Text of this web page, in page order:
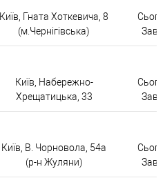
Київ, Гната Хоткевича, 8
(м.Чернігівська)
Київ, Набережно-
Хрещатицька, 33
Київ, В. Чорновола, 54а
(р-н Жуляни)